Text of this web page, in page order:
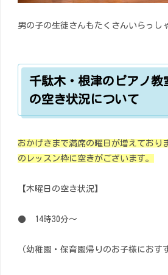
男の子の生徒さんもたくさんいらっし
千駄木・根津のピアノ
の空き状況について
おかげさまで満席の曜日が増えており
のレッスン枠に空きがございます。
【木曜日の空き状況】
● 14時30分～
（幼稚園・保育園帰りのお子様におす